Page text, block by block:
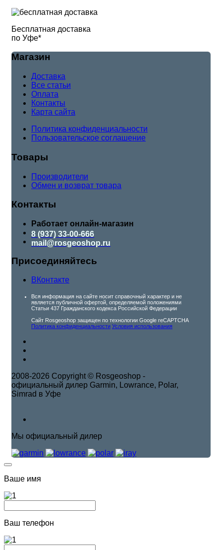
Бесплатная доставка
по Уфе*
Магазин
Доставка
Все статьи
Оплата
Контакты
Карта сайта
Политика конфиденциальности
Пользовательское соглашение
Товары
Производители
Обмен и возврат товара
Контакты
Работает онлайн-магазин
8 (937) 33-00-666
mail@rosgeoshop.ru
Присоединяйтесь
ВКонтакте
Вся информация на сайте носит справочный характер и не
является публичной офертой, определяемой положениями
Статьи 437 Гражданского кодекса Российской Федерации
Сайт Rosgeoshop защищен по технологии Google reCAPTCHA
Политика конфиденциальности Условия использования
2008-2026 Copyright © Rosgeoshop -
официальный дилер Garmin, Lowrance, Polar,
Simrad в Уфе
Мы официальный дилер
Ваше имя
Ваш телефон